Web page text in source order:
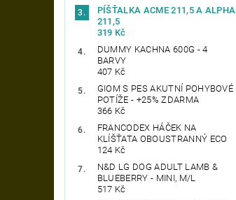
PÍŠŤALKA ACME 211,5 A ALPHA
211,5
319 Kč
DUMMY KACHNA 600G - 4
BARVY
407 Kč
GIOM S PES AKUTNÍ POHYBOVÉ
POTÍŽE - +25% ZDARMA
366 Kč
FRANCODEX HÁČEK NA
KLÍŠŤATA OBOUSTRANNÝ ECO
124 Kč
N&D LG DOG ADULT LAMB &
BLUEBERRY - MINI, M/L
517 Kč